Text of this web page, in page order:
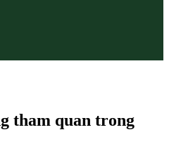
tham quan trong